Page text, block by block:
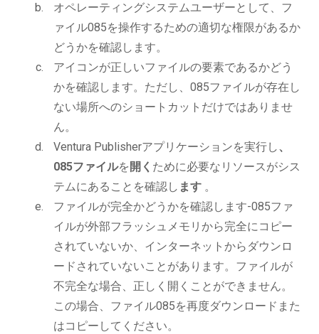
オペレーティングシステムユーザーとして、フ
ァイル085を操作するための適切な権限があるか
どうかを確認します。
アイコンが正しいファイルの要素であるかどう
かを確認します。ただし、085ファイルが存在し
ない場所へのショートカットだけではありませ
ん。
Ventura Publisherアプリケーションを実行し、
085ファイルを 開く ために必要なリソースがシス
テムにあることを確認し ます 。
ファイルが完全かどうかを確認します-085ファ
イルが外部フラッシュメモリから完全にコピー
されていないか、インターネットからダウンロ
ードされていないことがあります。ファイルが
不完全な場合、正しく開くことができません。
この場合、ファイル085を再度ダウンロードまた
はコピーしてください。